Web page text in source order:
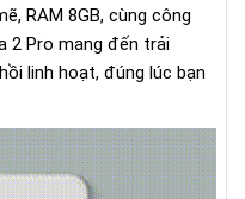
RAM 8GB, cùng công
2 Pro mang đến trải
linh hoạt, đúng lúc bạn